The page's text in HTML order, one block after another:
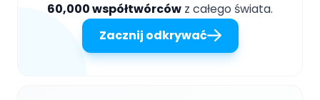
60,000 współtwórców z całego świata.
Zacznij odkrywać